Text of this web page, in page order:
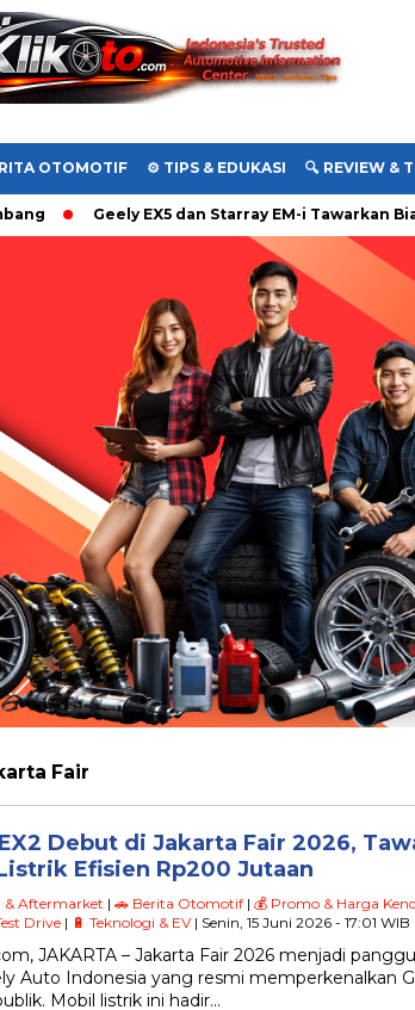
OTOMOTIF ⚙️ TIPS & EDUKASI 🔍 REVIEW &
Geely EX5 dan Starray EM-i Tawarkan
Fair
Debut di Jakarta Fair 2026,
Efisien Rp200 Jutaan
& Aftermarket | 🚗 Berita Otomotif | 💰 Promo & Harga
Drive | 🔋 Teknologi & EV| Senin, 15 Juni 2026 - 17:01 WIB
JAKARTA – Jakarta Fair 2026 menjadi
Auto Indonesia yang resmi memperkenalkan
Mobil listrik ini hadir…